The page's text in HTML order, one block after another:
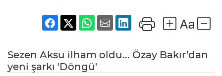
Sezen Aksu ilham oldu... Özay Bakır’dan
yeni şarkı 'Döngü'